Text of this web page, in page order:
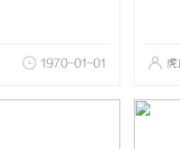
1970-01-01 虎